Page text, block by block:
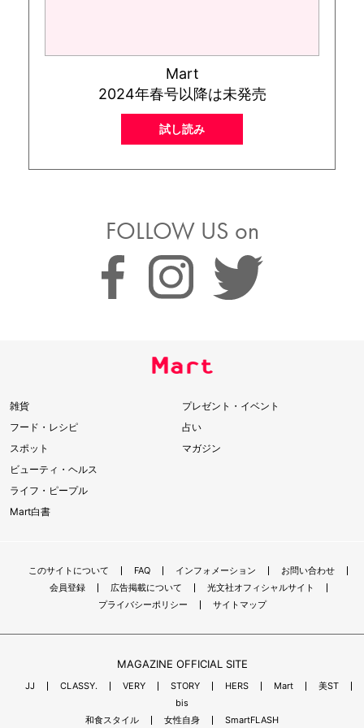
Mart
2024年春号以降は未発売
試し読み
FOLLOW US on
雑貨
フード・レシピ
スポット
ビューティ・ヘルス
ライフ・ピープル
Mart白書
プレゼント・イベント
占い
マガジン
このサイトについて FAQ インフォメーション
お問い合わせ
会員登録
広告掲載について
光文社オフィシャルサイト
プライバシーポリシー
サイトマップ
MAGAZINE OFFICIAL SITE
JJ CLASSY. VERY STORY HERS Mart
美ST
bis
和食スタイル
女性自身 SmartFLASH